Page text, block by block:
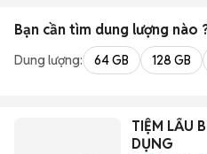
Bạn cần tìm dung lượng nào
Dung lượng: 64 GB 128 GB
TIỆM LẨU
DỤNG